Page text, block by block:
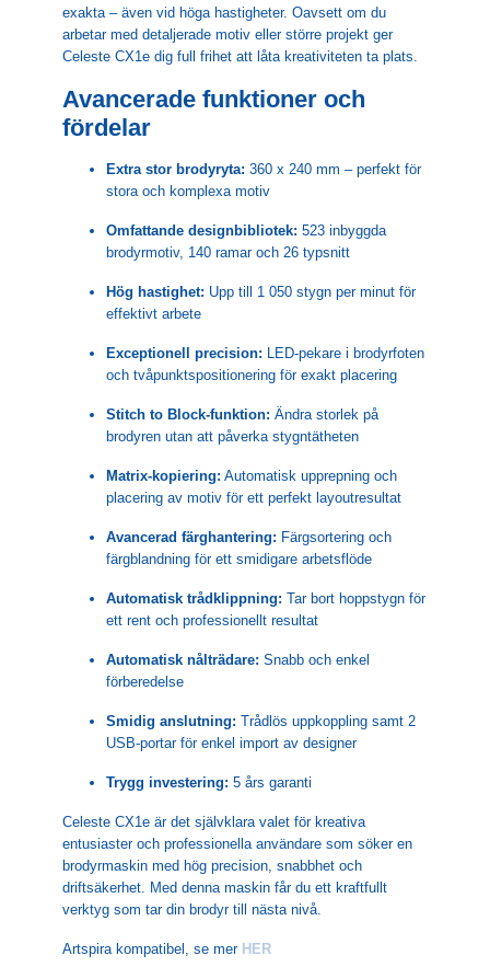
exakta – även vid höga hastigheter. Oavsett om du
arbetar med detaljerade motiv eller större projekt ger
Celeste CX1e dig full frihet att låta kreativiteten ta plats.
Avancerade funktioner och
fördelar
Extra stor brodyryta: 360 x 240 mm – perfekt för
stora och komplexa motiv
Omfattande designbibliotek: 523 inbyggda
brodyrmotiv, 140 ramar och 26 typsnitt
Hög hastighet: Upp till 1 050 stygn per minut för
effektivt arbete
Exceptionell precision: LED-pekare i brodyrfoten
och tvåpunktspositionering för exakt placering
Stitch to Block-funktion: Ändra storlek på
brodyren utan att påverka stygntätheten
Matrix-kopiering: Automatisk upprepning och
placering av motiv för ett perfekt layoutresultat
Avancerad färghantering: Färgsortering och
färgblandning för ett smidigare arbetsflöde
Automatisk trådklippning: Tar bort hoppstygn för
ett rent och professionellt resultat
Automatisk nålträdare: Snabb och enkel
förberedelse
Smidig anslutning: Trådlös uppkoppling samt 2
USB-portar för enkel import av designer
Trygg investering: 5 års garanti
Celeste CX1e är det självklara valet för kreativa
entusiaster och professionella användare som söker en
brodyrmaskin med hög precision, snabbhet och
driftsäkerhet. Med denna maskin får du ett kraftfullt
verktyg som tar din brodyr till nästa nivå.
Artspira kompatibel, se mer HER